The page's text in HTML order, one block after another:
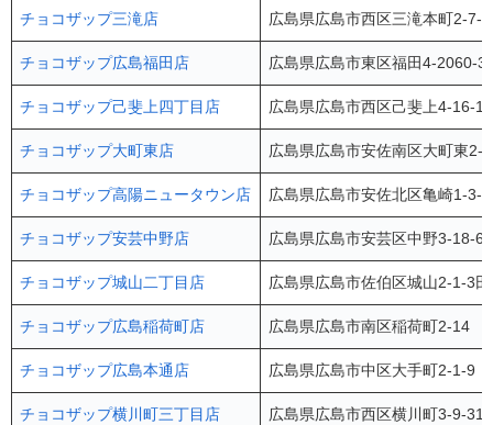
チョコザップ三滝店 広島県広島市西区三滝本町2-
チョコザップ広島福田店 広島県広島市東区福田4-
チョコザップ己斐上四丁目店 広島県広島市西区己斐上4-16-
チョコザップ大町東店 広島県広島市安佐南区大町東
チョコザップ高陽ニュータウン店 広島県広島市安佐北区亀崎1-
チョコザップ安芸中野店 広島県広島市安芸区中野3-18-
チョコザップ城山二丁目店 広島県広島市佐伯区城山2-1-3
チョコザップ広島稲荷町店 広島県広島市南区稲荷町2-14
チョコザップ広島本通店 広島県広島市中区大手町2-1-
チョコザップ横川町三丁目店 広島県広島市西区横川町3-9-